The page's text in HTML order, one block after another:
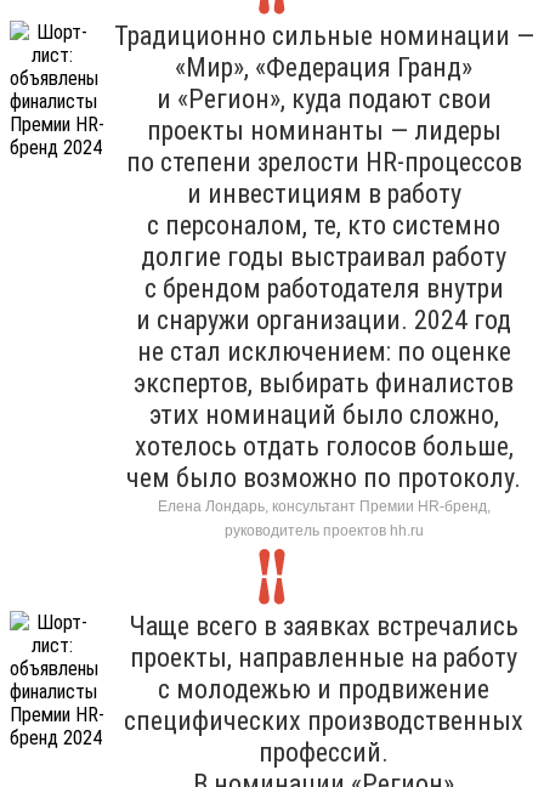
Традиционно сильные номинации —
«Мир», «Федерация Гранд»
и «Регион», куда подают свои
проекты номинанты — лидеры
по степени зрелости HR-процессов
и инвестициям в работу
с персоналом, те, кто системно
долгие годы выстраивал работу
с брендом работодателя внутри
и снаружи организации. 2024 год
не стал исключением: по оценке
экспертов, выбирать финалистов
этих номинаций было сложно,
хотелось отдать голосов больше,
чем было возможно по протоколу.
Елена Лондарь, консультант Премии HR-бренд,
руководитель проектов hh.ru
Чаще всего в заявках встречались
проекты, направленные на работу
с молодежью и продвижение
специфических производственных
профессий.